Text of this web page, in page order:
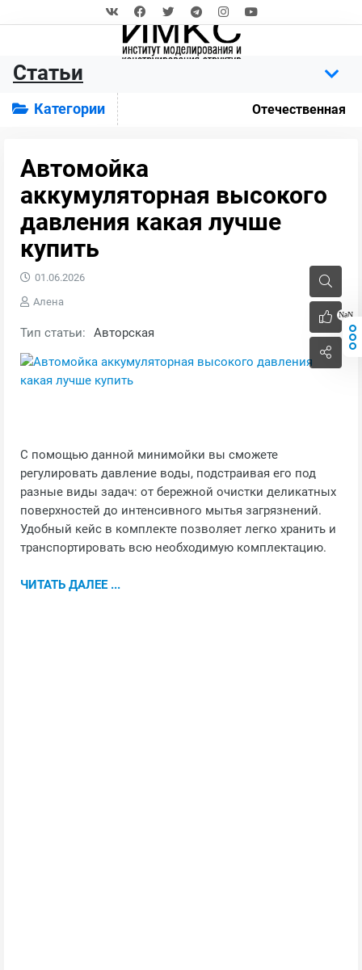
Статьи
Категории Отечественная
Автомойка
аккумуляторная высокого
давления какая лучше
купить
NaN
01.06.2026
Алена
Тип статьи: Авторская
С помощью данной минимойки вы сможете
регулировать давление воды, подстраивая его под
разные виды задач: от бережной очистки деликатных
поверхностей до интенсивного мытья загрязнений.
Удобный кейс в комплекте позволяет легко хранить и
транспортировать всю необходимую комплектацию.
ЧИТАТЬ ДАЛЕЕ ...